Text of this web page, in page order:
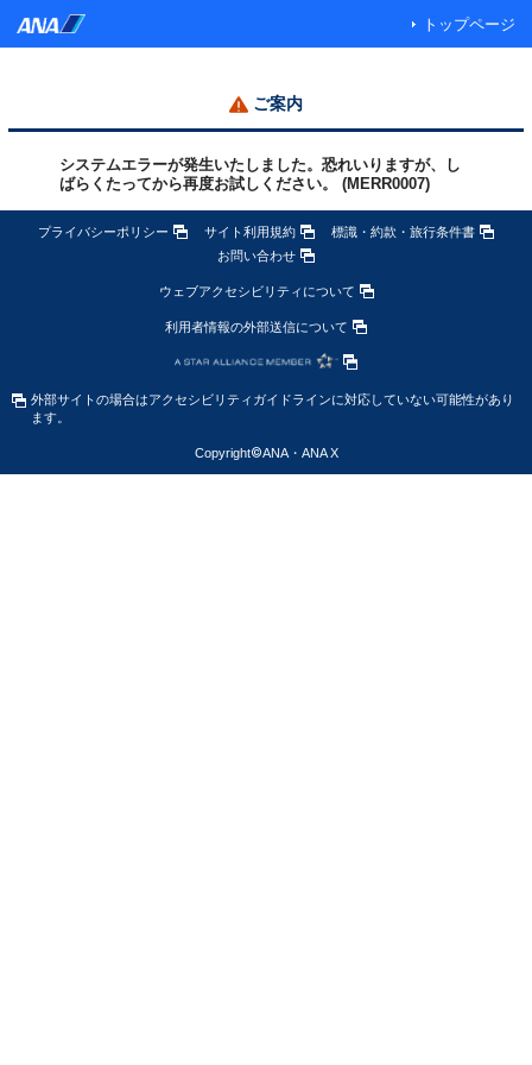
トップページ
ご案内
システムエラーが発生いたしました。恐れいりますが、し
ばらくたってから再度お試しください。 (MERR0007)
プライバシーポリシー サイト利用規約
標識・約款・旅行条件書
お問い合わせ
ウェブアクセシビリティについて
利用者情報の外部送信について
外部サイトの場合はアクセシビリティガイドラインに対応していない可能性があり
ます。
Copyright©ANA・ANA X